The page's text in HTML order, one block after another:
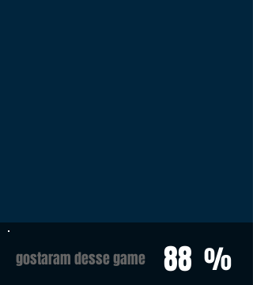
gostaram desse game 88 %